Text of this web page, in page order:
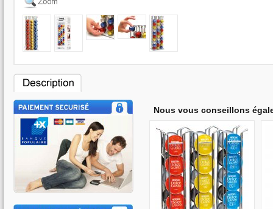
Nous vous conseillons